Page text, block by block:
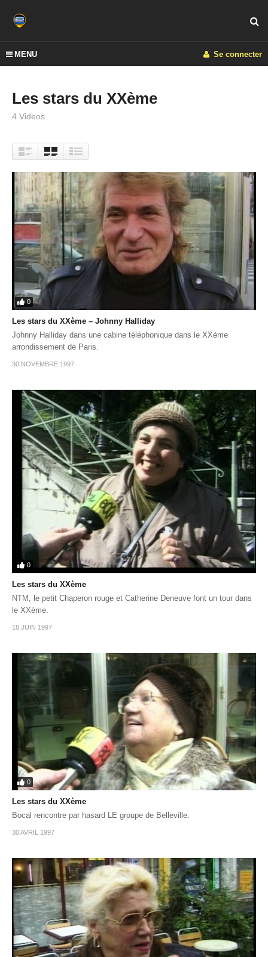
MENU Se connecter
Les stars du XXème
4 Videos
0
Les stars du XXème – Johnny Halliday
Johnny Halliday dans une cabine téléphonique dans le XXème
arrondissement de Paris.
30 NOVEMBRE 1997
0
Les stars du XXème
NTM, le petit Chaperon rouge et Catherine Deneuve font un tour dans
le XXème.
18 JUIN 1997
0
Les stars du XXème
Bocal rencontre par hasard LE groupe de Belleville.
30 AVRIL 1997